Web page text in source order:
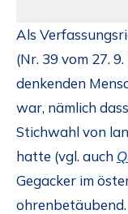
Als
(Nr. 39 vom 27.
denkenden
war, nämlich
Stichwahl von
hatte (vgl. auch
Gegacker im